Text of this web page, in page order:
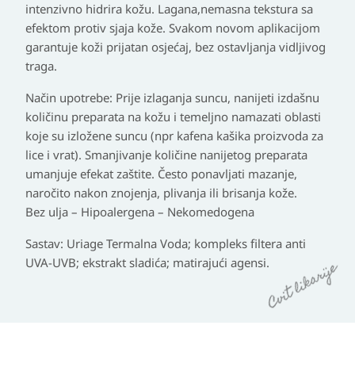
intenzivno hidrira kožu. Lagana,nemasna tekstura sa
efektom protiv sjaja kože. Svakom novom aplikacijom
garantuje koži prijatan osjećaj, bez ostavljanja vidljivog
traga.
Način upotrebe: Prije izlaganja suncu, nanijeti izdašnu
količinu preparata na kožu i temeljno namazati oblasti
koje su izložene suncu (npr kafena kašika proizvoda za
lice i vrat). Smanjivanje količine nanijetog preparata
umanjuje efekat zaštite. Često ponavljati mazanje,
naročito nakon znojenja, plivanja ili brisanja kože.
Bez ulja – Hipoalergena – Nekomedogena
Sastav: Uriage Termalna Voda; kompleks filtera anti
UVA-UVB; ekstrakt sladića; matirajući agensi.